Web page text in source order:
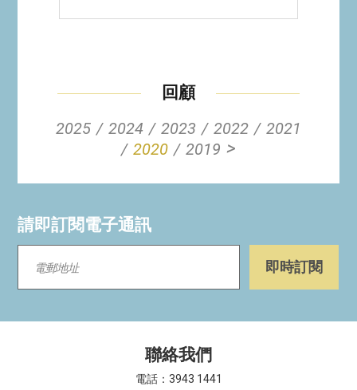
回顧
2025
2024 2023 2022
2021
2020
2019 >
請即訂閱電子通訊
聯絡我們
電話：3943 1441